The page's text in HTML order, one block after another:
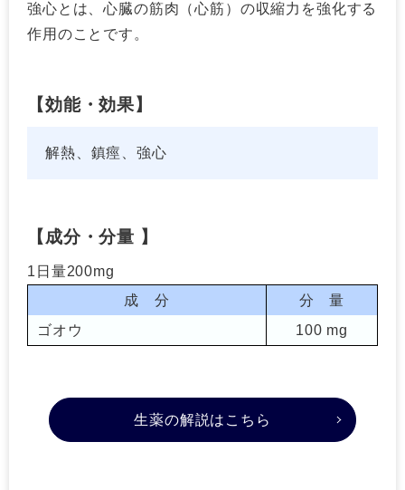
強心とは、心臓の筋肉（心筋）の収縮力を強化する
作用のことです。
【効能・効果】
解熱、鎮痙、強心
【成分・分量 】
1日量200mg
成 分
分 量
ゴオウ
100 mg
生薬の解説はこちら